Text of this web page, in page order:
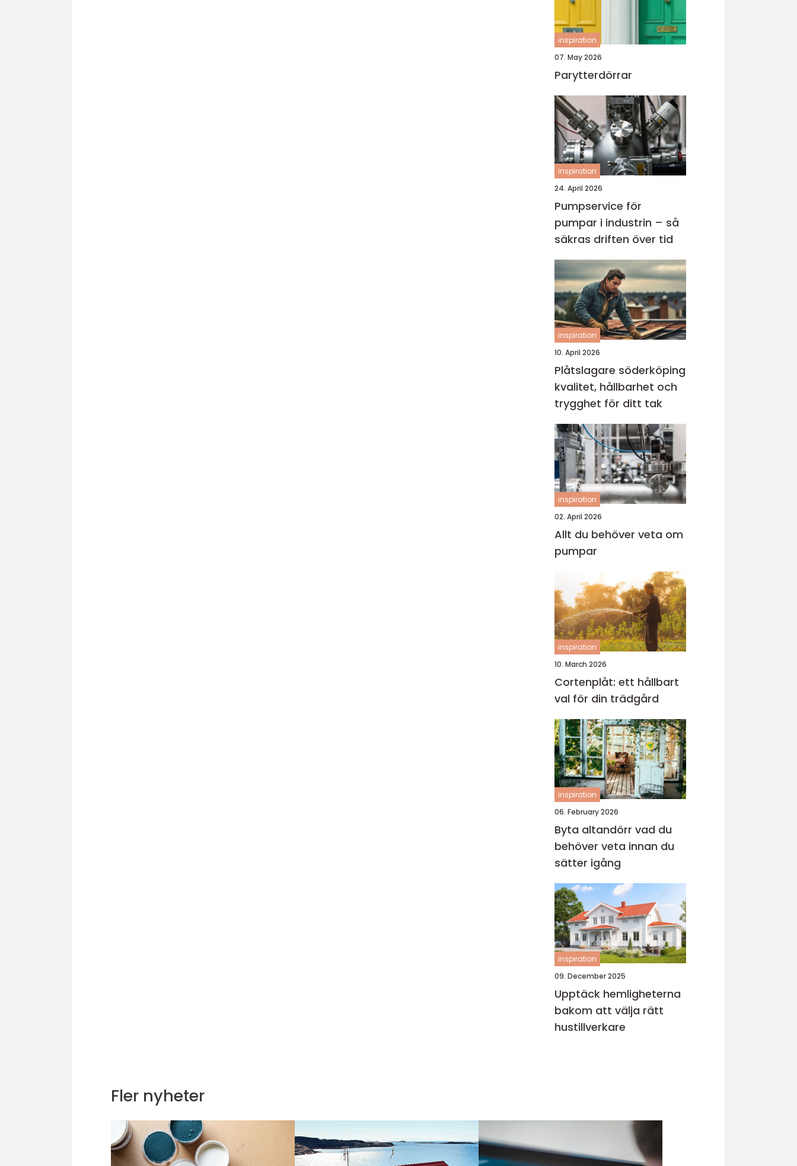
inspiration
07. May 2026
Parytterdörrar
inspiration
24. April 2026
Pumpservice för
pumpar i industrin – så
säkras driften över tid
inspiration
10. April 2026
Plåtslagare söderköping
kvalitet, hållbarhet och
trygghet för ditt tak
inspiration
02. April 2026
Allt du behöver veta om
pumpar
inspiration
10. March 2026
Cortenplåt: ett hållbart
val för din trädgård
inspiration
06. February 2026
Byta altandörr vad du
behöver veta innan du
sätter igång
inspiration
09. December 2025
Upptäck hemligheterna
bakom att välja rätt
hustillverkare
Fler nyheter